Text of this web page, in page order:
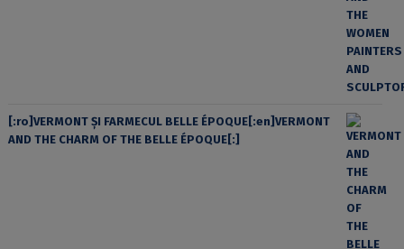
[:ro]VERMONT ȘI FARMECUL BELLE ÉPOQUE[:en]VERMONT
AND THE CHARM OF THE BELLE ÉPOQUE[:]